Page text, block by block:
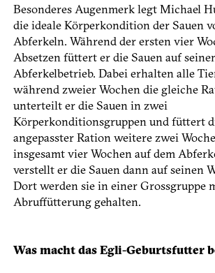
Besonderes Augenmerk legt Michael
die ideale Körperkondition der Sauen
Abferkeln. Während der ersten vier
Absetzen füttert er die Sauen auf
Abferkelbetrieb. Dabei erhalten alle
während zweier Wochen die gleiche
unterteilt er die Sauen in zwei
Körperkonditionsgruppen und füttert
angepasster Ration weitere zwei
insgesamt vier Wochen auf dem
verstellt er die Sauen dann auf seinen
Dort werden sie in einer Grossgruppe
Abruffütterung gehalten.
Was macht das Egli-Geburtsfutter